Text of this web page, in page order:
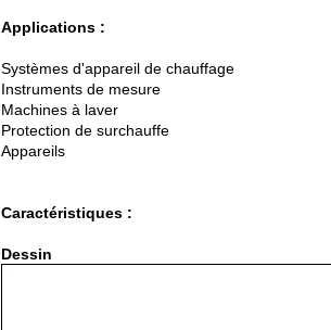
Applications :
Systèmes d'appareil de chauffage
Instruments de mesure
Machines à laver
Protection de surchauffe
Appareils
Caractéristiques :
Dessin